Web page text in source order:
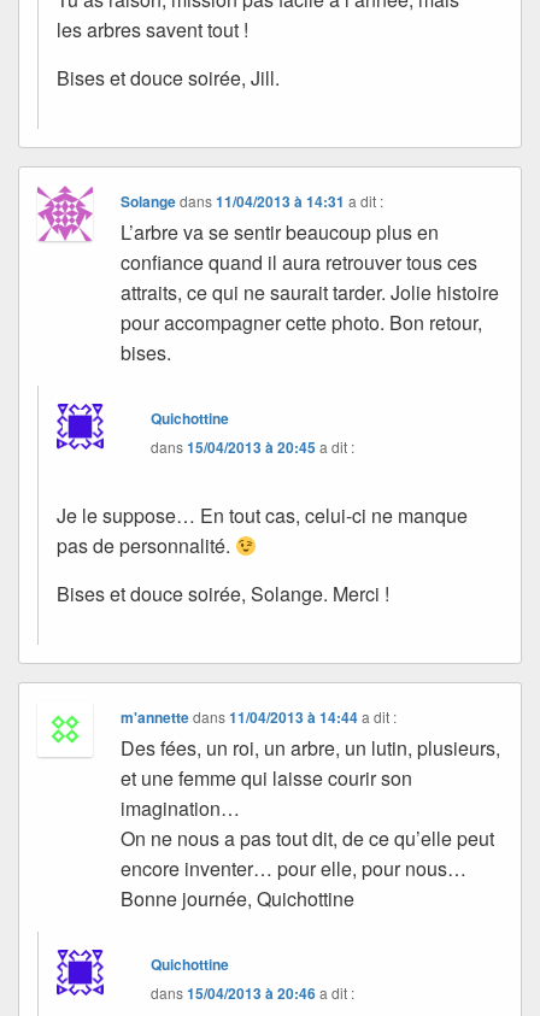
les arbres savent tout !
Bises et douce soirée, Jill.
Solangedans11/04/2013 à 14:31 a dit :
L’arbre va se sentir beaucoup plus en
confiance quand il aura retrouver tous ces
attraits, ce qui ne saurait tarder. Jolie histoire
pour accompagner cette photo. Bon retour,
bises.
Quichottine
dans15/04/2013 à 20:45a dit :
Je le suppose… En tout cas, celui-ci ne manque
pas de personnalité.
Bises et douce soirée, Solange. Merci !
m'annettedans11/04/2013 à 14:44 a dit :
Des fées, un roi, un arbre, un lutin, plusieurs,
et une femme qui laisse courir son
imagination…
On ne nous a pas tout dit, de ce qu’elle peut
encore inventer… pour elle, pour nous…
Bonne journée, Quichottine
Quichottine
dans15/04/2013 à 20:46a dit :